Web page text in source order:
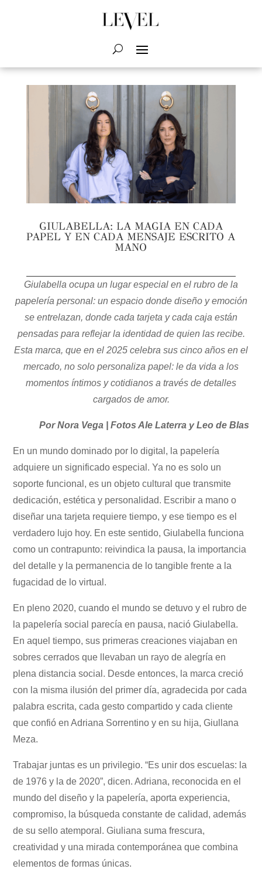
GIULABELLA: LA MAGIA EN CADA
PAPEL Y EN CADA MENSAJE ESCRITO A
MANO
Giulabella ocupa un lugar especial en el rubro de la
papelería personal: un espacio donde diseño y emoción
se entrelazan, donde cada tarjeta y cada caja están
pensadas para reflejar la identidad de quien las recibe.
Esta marca, que en el 2025 celebra sus cinco años en el
mercado, no solo personaliza papel: le da vida a los
momentos íntimos y cotidianos a través de detalles
cargados de amor.
Por Nora Vega | Fotos Ale Laterra y Leo de Blas
En un mundo dominado por lo digital, la papelería
adquiere un significado especial. Ya no es solo un
soporte funcional, es un objeto cultural que transmite
dedicación, estética y personalidad. Escribir a mano o
diseñar una tarjeta requiere tiempo, y ese tiempo es el
verdadero lujo hoy. En este sentido, Giulabella funciona
como un contrapunto: reivindica la pausa, la importancia
del detalle y la permanencia de lo tangible frente a la
fugacidad de lo virtual.
En pleno 2020, cuando el mundo se detuvo y el rubro de
la papelería social parecía en pausa, nació Giulabella.
En aquel tiempo, sus primeras creaciones viajaban en
sobres cerrados que llevaban un rayo de alegría en
plena distancia social. Desde entonces, la marca creció
con la misma ilusión del primer día, agradecida por cada
palabra escrita, cada gesto compartido y cada cliente
que confió en Adriana Sorrentino y en su hija, Giullana
Meza.
Trabajar juntas es un privilegio. “Es unir dos escuelas: la
de 1976 y la de 2020”, dicen. Adriana, reconocida en el
mundo del diseño y la papelería, aporta experiencia,
compromiso, la búsqueda constante de calidad, además
de su sello atemporal. Giuliana suma frescura,
creatividad y una mirada contemporánea que combina
elementos de formas únicas.